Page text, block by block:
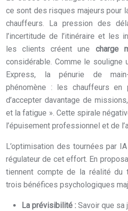
ce sont des risques majeurs pour
chauffeurs. La pression des
l’incertitude de l’itinéraire et les
les clients créent une charge
considérable. Comme le souligne
Express, la pénurie de
phénomène : les chauffeurs en
d’accepter davantage de
et la fatigue ». Cette spirale
l’épuisement professionnel et de
L’optimisation des tournées par
régulateur de cet effort. En
tiennent compte de la réalité du
trois bénéfices psychologiques
La prévisibilité : Savoir que sa